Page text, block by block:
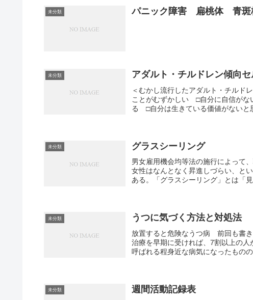
未分類 パニック障害 扁桃体 青
未分類 アダルト・チルドレン傾向
＜むかし流行したアダルト・チルド
ことがむずかしい □自分に自信が
る □自分は生きている価値がないと
未分類 グラスシーリング
男女雇用機会均等法の施行によって
女性はなんとなく昇進しづらい、と
ある。「グラスシーリング」とは「
未分類 うつに気づく方法と対処法
放置すると危険なうつ病 前回も書
治療を早期に受ければ、7割以上の
呼ばれる程身近な病気になったもの
未分類 週間活動記録表